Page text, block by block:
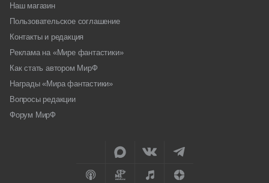
Наш магазин
Пользовательское соглашение
Контакты и редакция
Реклама на «Мире фантастики»
Как стать автором МирФ
Награды «Мира фантастики»
Вопросы редакции
Форум МирФ